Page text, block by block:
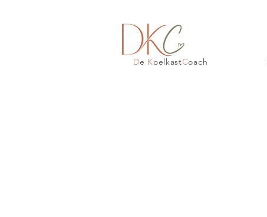
De KoelkastCoach